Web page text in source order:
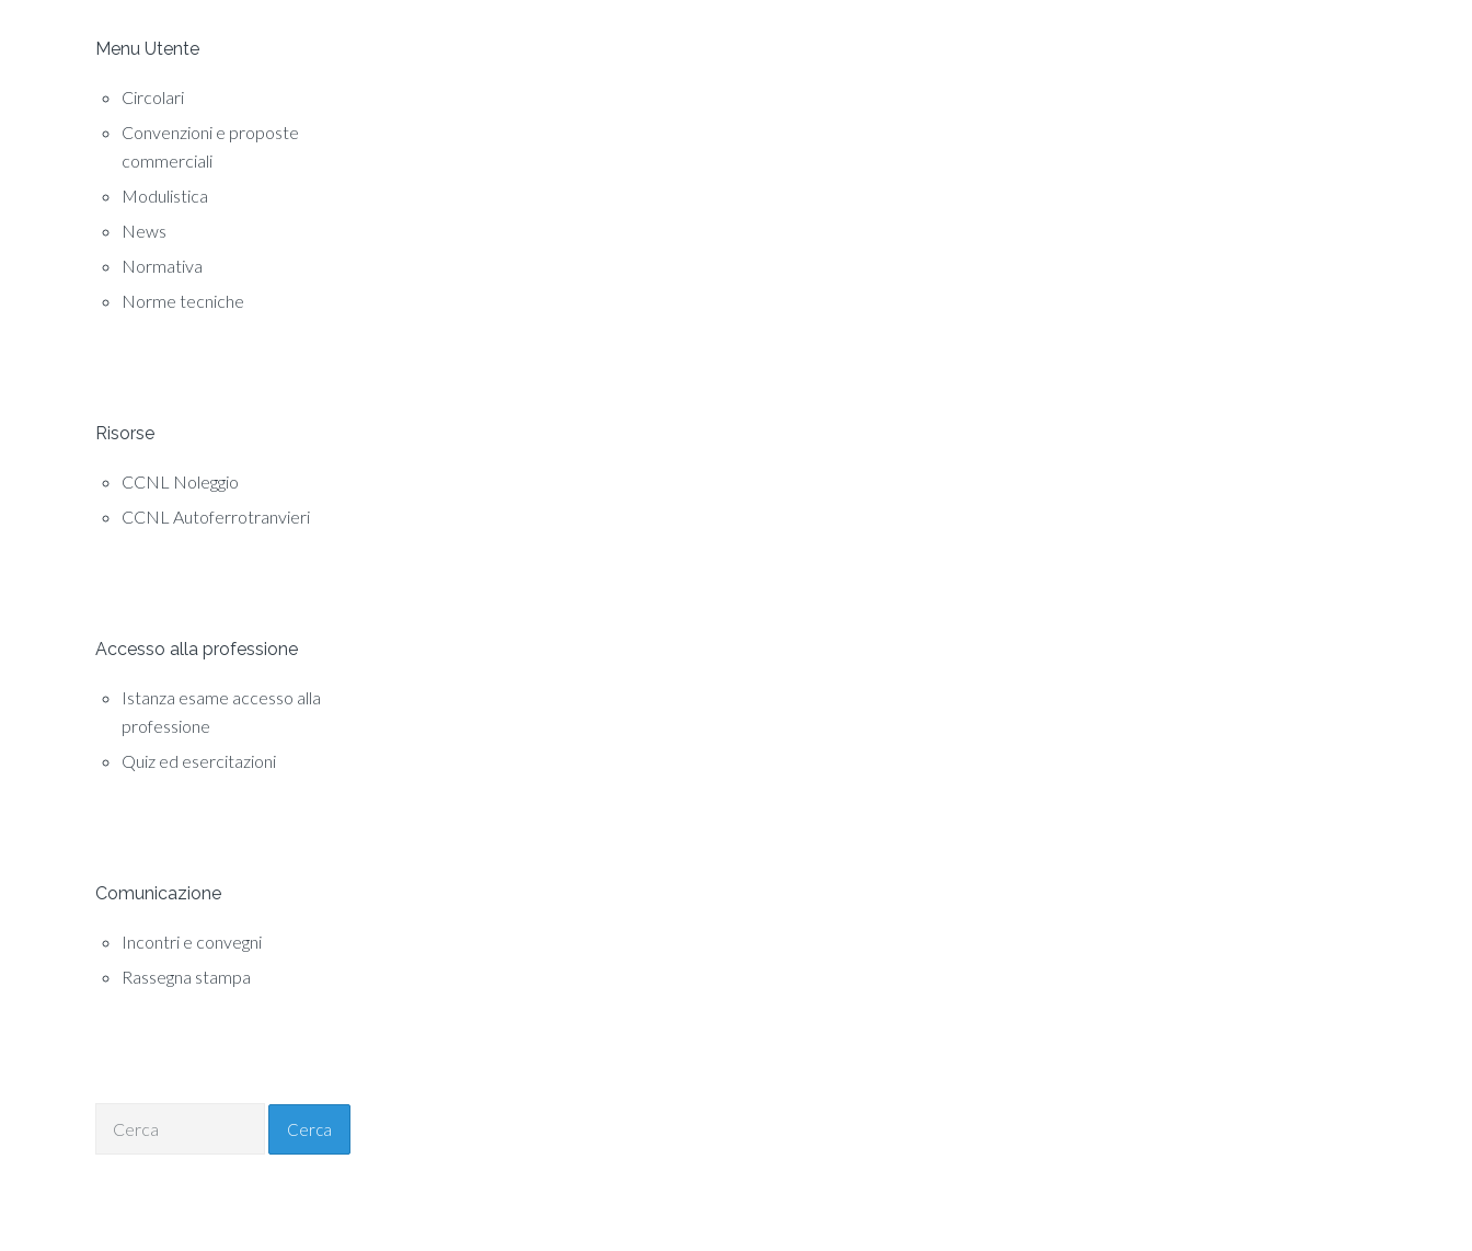
Menu Utente
Circolari
Convenzioni e proposte
commerciali
Modulistica
News
Normativa
Norme tecniche
Risorse
CCNL Noleggio
CCNL Autoferrotranvieri
Accesso alla professione
Istanza esame accesso alla
professione
Quiz ed esercitazioni
Comunicazione
Incontri e convegni
Rassegna stampa
Cerca